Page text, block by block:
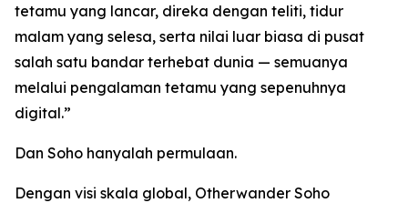
tetamu yang lancar, direka dengan teliti, tidur
malam yang selesa, serta nilai luar biasa di pusat
salah satu bandar terhebat dunia — semuanya
melalui pengalaman tetamu yang sepenuhnya
digital.”
Dan Soho hanyalah permulaan.
Dengan visi skala global, Otherwander Soho